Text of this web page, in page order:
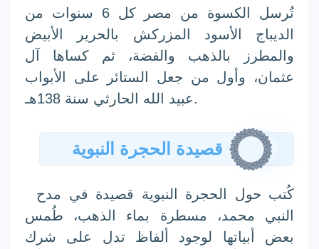
تُرسل الكسوة من مصر كل 6 سنوات من
الديباج الأسود المزركش بالحرير الأبيض
والمطرز بالذهب والفضة، ثم كساها آل
عثمان، وأول من جعل الستائر على الأبواب
عبيد الله الحارثي سنة 138هـ.
قصيدة الحجرة النبوية
كُتب حول الحجرة النبوية قصيدة في مدح
النبي محمد، مسطرة بماء الذهب، طُمس
بعض أبياتها لوجود ألفاظ تدل على شرك